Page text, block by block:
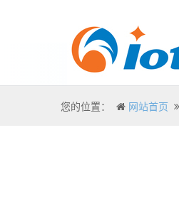
您的位置： 网站首页